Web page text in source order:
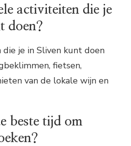
activiteiten die je
doen?
je in Sliven kunt doen
fietsen,
van de lokale wijn en
beste tijd om